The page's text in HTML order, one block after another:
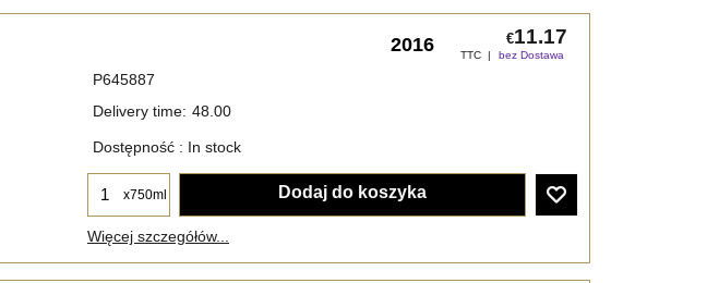
2016 €11.17
TTC bez Dostawa
P645887
Delivery time: 48.00
Dostępność : In stock
x750ml Dodaj do koszyka
Więcej szczegółów...